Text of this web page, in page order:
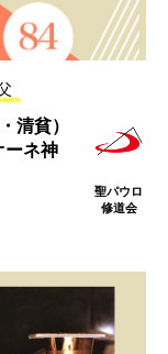
清貧）
ネ神
聖パウロ
修道会